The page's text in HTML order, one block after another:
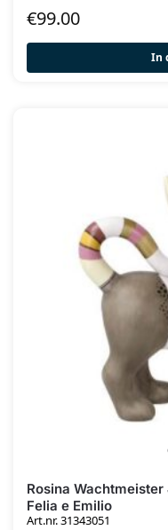
€99.00
In
Rosina
Felia e Emilio
Art.nr. 31343051